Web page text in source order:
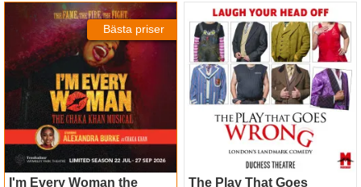
Bästa priser
I'm Every Woman the
I'm Every Woman the Musical
The Play That Goes
The Play That Goes Wrong